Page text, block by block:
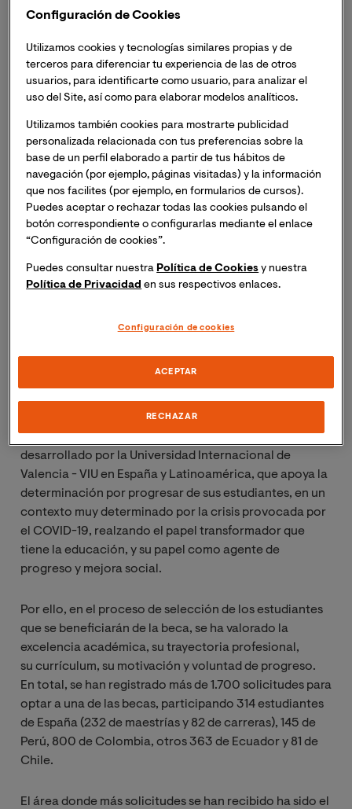
con un gran éxito de participación
Los ganadores de las Becas Quiero se darán a
La Universidad Internacional de Valencia - VIU ha
cerrado el plazo de inscripción para postularse a la
segunda edición de las ‘’
Becas Quiero
", un programa
internacional que reparte un total de 60 becas que
busca premiar la excelencia académica, el talento, y las
ganas de progresar. Valores fundamentales para
enfrentarse desde la formación los nuevos retos y
demandas creados por el COVID-19.
A través de estas 60 becas VIU financiará el 100% del
estudiantes de España, Ecuador, Colombia, Perú y
Chile, países donde la Universidad cuenta con gran
Las ‘’Becas Quiero’’ son un programa internacional
desarrollado por la Universidad Internacional de
Valencia - VIU en España y Latinoamérica, que apoya la
determinación por progresar de sus estudiantes, en un
contexto muy determinado por la crisis provocada por
el COVID-19, realzando el papel transformador que
tiene la educación, y su papel como agente de
progreso y mejora social.
Por ello, en el proceso de selección de los estudiantes
que se beneficiarán de la beca, se ha valorado la
excelencia académica, su trayectoria profesional,
su currículum, su motivación y voluntad de progreso.
En total, se han registrado más de 1.700 solicitudes para
optar a una de las becas, participando 314 estudiantes
de España (232 de maestrías y 82 de carreras), 145 de
Perú, 800 de Colombia, otros 363 de Ecuador y 81 de
Chile.
El área donde más solicitudes se han recibido ha sido el
Configuración de Cookies
Utilizamos cookies y tecnologías similares propias y de
terceros para diferenciar tu experiencia de las de otros
usuarios, para identificarte como usuario, para analizar el
uso del Site, así como para elaborar modelos analíticos.
Utilizamos también cookies para mostrarte publicidad
personalizada relacionada con tus preferencias sobre la
base de un perfil elaborado a partir de tus hábitos de
navegación (por ejemplo, páginas visitadas) y la información
que nos facilites (por ejemplo, en formularios de cursos).
Puedes aceptar o rechazar todas las cookies pulsando el
botón correspondiente o configurarlas mediante el enlace
“Configuración de cookies”.
Puedes consultar nuestra Política de Cookies y nuestra
Política de Privacidad en sus respectivos enlaces.
Configuración de cookies
RECHAZAR
ACEPTAR